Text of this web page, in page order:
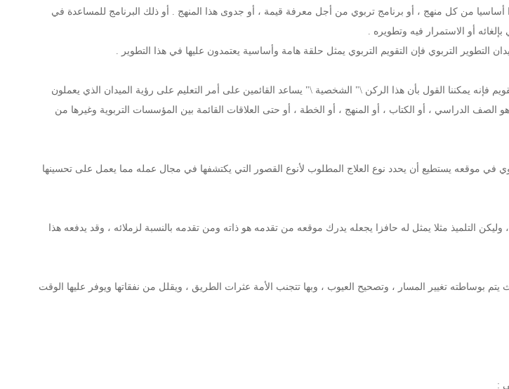
أساسيا من كل منهج ، أو برنامج تربوي من أجل معرفة قيمة ، أو جدوى هذا المنهج . أو ذلك البرنامج للمساعدة في
أو الاستمرار فيه وتطويره .
التطوير التربوي فإن التقويم التربوي يمثل حلقة هامة وأساسية يعتمدون عليها في هذا التطوير .
فإنه يمكننا القول بأن هذا الركن \" الشخصية \" يساعد القائمين على أمر التعليم على رؤية الميدان الذي يعملون
الدراسي ، أو الكتاب ، أو المنهج ، أو الخطة ، أو حتى العلاقات القائمة بين المؤسسات التربوية وغيرها من
في موقعه يستطيع أن يحدد نوع العلاج المطلوب لأنوع القصور التي يكتشفها في مجال عمله مما يعمل على تحسينها
التلميذ مثلا يمثل له حافزا يجعله يدرك موقعه من تقدمه هو ذاته ومن تقدمه بالنسبة لزملائه ، وقد يدفعه هذا
يتم بوساطته تغيير المسار ، وتصحيح العيوب ، وبها تتجنب الأمة عثرات الطريق ، ويقلل من نفقاتها ويوفر عليها الوقت
: